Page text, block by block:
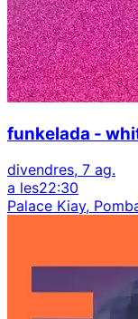
funkelada -
divendres, 7 ag.
a les22:30
Palace Kiay,